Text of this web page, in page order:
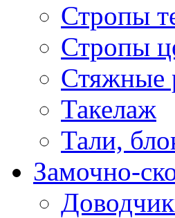
Стропы
Стропы
Стяжные
Такелаж
Тали,
Замочно-